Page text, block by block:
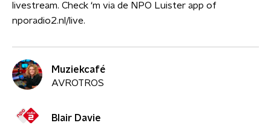
livestream. Check ‘m via de NPO Luister app of
nporadio2.nl/live.
Muziekcafé
AVROTROS
Blair Davie